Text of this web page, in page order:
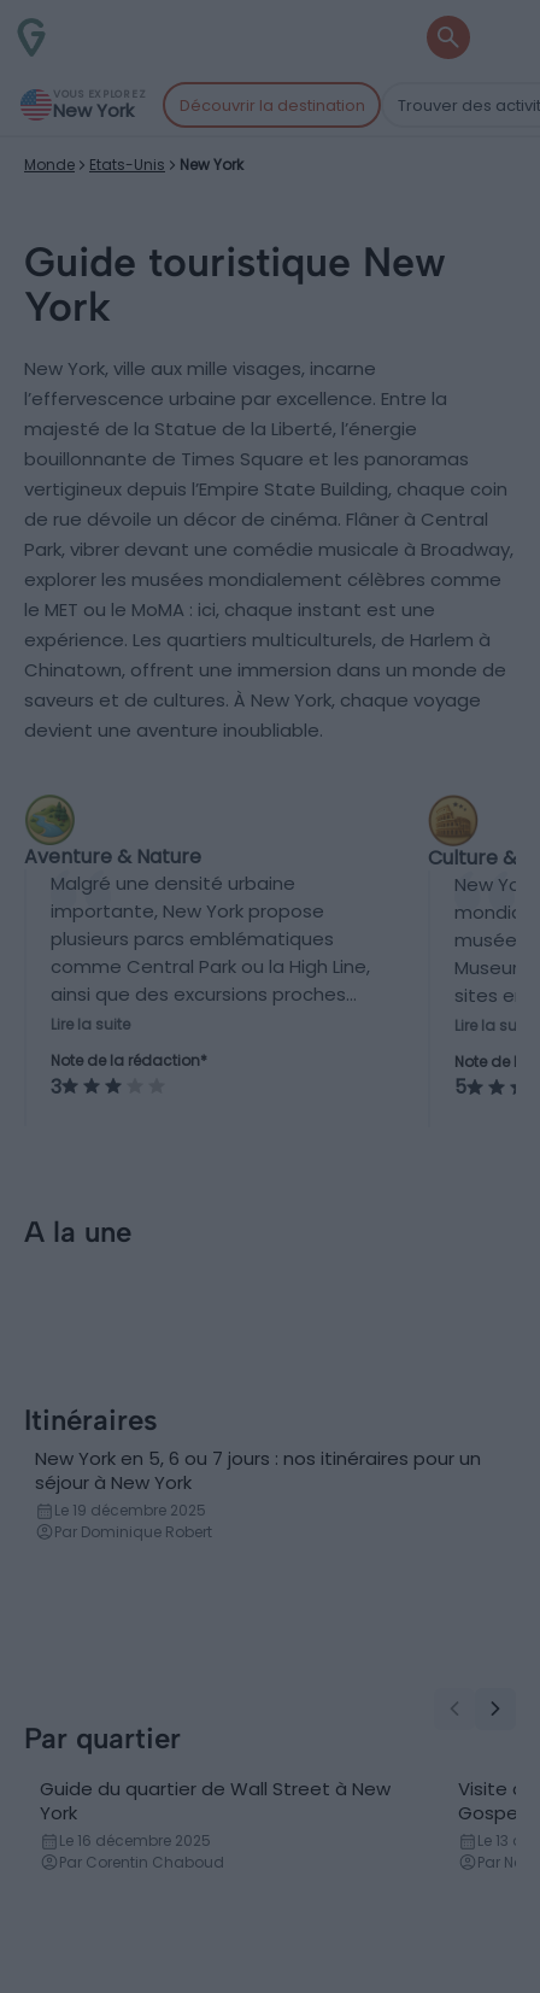
VOUS EXPLOREZ
New York Découvrir la destination Trouver des
Monde Etats-Unis New York
Guide touristique New
York
New York, ville aux mille visages, incarne
l’effervescence urbaine par excellence. Entre la
majesté de la Statue de la Liberté, l’énergie
bouillonnante de Times Square et les panoramas
vertigineux depuis l’Empire State Building, chaque coin
de rue dévoile un décor de cinéma. Flâner à Central
Park, vibrer devant une comédie musicale à Broadway,
explorer les musées mondialement célèbres comme
le MET ou le MoMA : ici, chaque instant est une
expérience. Les quartiers multiculturels, de Harlem à
Chinatown, offrent une immersion dans un monde de
saveurs et de cultures. À New York, chaque voyage
devient une aventure inoubliable.
Aventure & Nature
Malgré une densité urbaine
importante, New York propose
plusieurs parcs emblématiques
comme Central Park ou la High Line,
ainsi que des excursions proches
(comme les Catskills ou les plages
de Long Island), offrant un équilibre
modéré entre nature et
Lire la suite
Note de la rédaction*
3
Culture &
New
musées
sites
Liberté,
une
Lire la suite
Note de la
5
A la une
Itinéraires
New York en 5, 6 ou 7 jours : nos itinéraires pour un
séjour à New York
Le 19 décembre 2025
Par Dominique Robert
Par quartier
Guide du quartier de Wall Street à New
York
Le 16 décembre 2025
Par Corentin Chaboud
Visite
Gospel
Le 13
Par Neil